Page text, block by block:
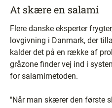
At skære en salami
Flere danske eksperter
lovgivning i Danmark, der
kalder det på en række af
gråzone finder vej ind i
for salamimetoden.
"Når man skærer den første